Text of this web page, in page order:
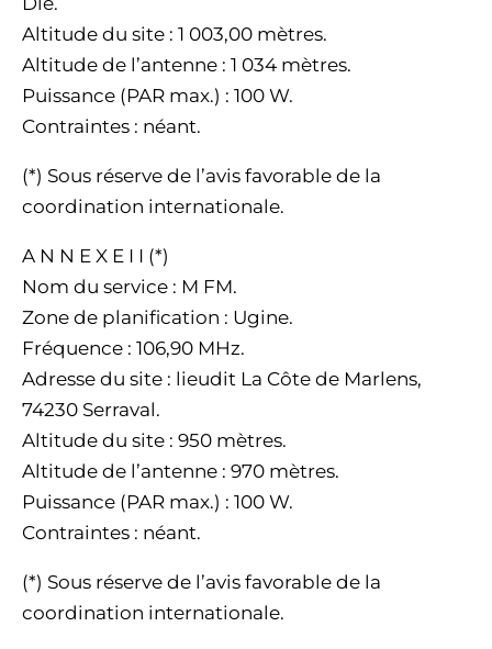
Altitude du site : 1 003,00 mètres.
Altitude de l’antenne : 1 034 mètres.
Puissance (PAR max.) : 100 W.
Contraintes : néant.
(*) Sous réserve de l’avis favorable de la
coordination internationale.
A N N E X E I I (*)
Nom du service : M FM.
Zone de planification : Ugine.
Fréquence : 106,90 MHz.
Adresse du site : lieudit La Côte de Marlens,
74230 Serraval.
Altitude du site : 950 mètres.
Altitude de l’antenne : 970 mètres.
Puissance (PAR max.) : 100 W.
Contraintes : néant.
(*) Sous réserve de l’avis favorable de la
coordination internationale.